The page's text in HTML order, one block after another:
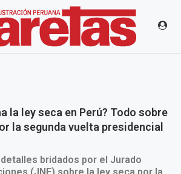
la ley seca en Perú? Todo sobre
la segunda vuelta presidencial
bridados por el Jurado